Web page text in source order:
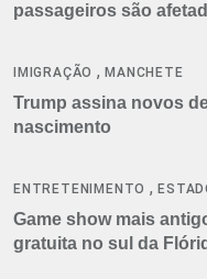
passageiros são
IMIGRAÇÃO ,MANCHETE
Trump assina novos
nascimento
ENTRETENIMENTO ,
Game show mais
gratuita no sul da